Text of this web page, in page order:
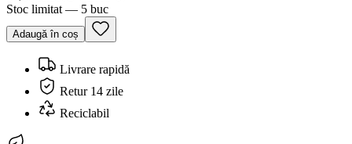
Stoc limitat — 5 buc
Adaugă în coș
Livrare rapidă
Retur 14 zile
Reciclabil